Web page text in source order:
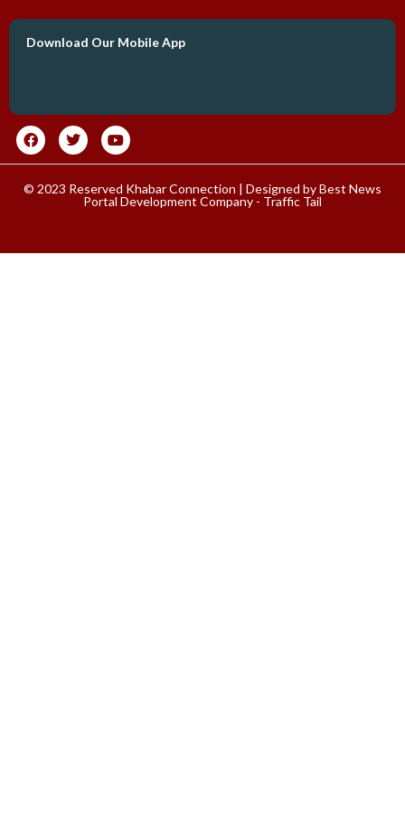
Download Our Mobile App
© 2023 Reserved Khabar Connection | Designed byBest News
Portal Development Company - Traffic Tail